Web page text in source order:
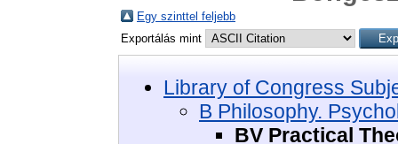
Egy szinttel feljebb
Exportálás mint
Library of Congress
B Philosophy.
BV Practical